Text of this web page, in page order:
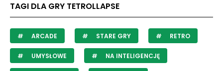
TAGI DLA GRY TETROLLAPSE
ARCADE STARE GRY RETRO
UMYSŁOWE NA INTELIGENCJĘ